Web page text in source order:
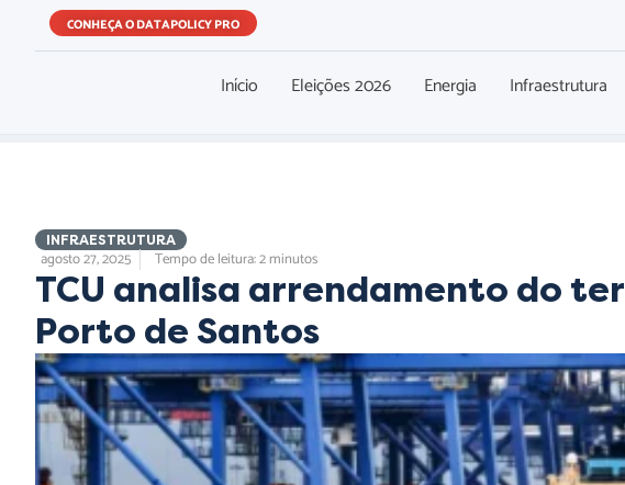
CONHEÇA O DATAPOLICY PRO
Início Eleições 2026 Energia Infraestrutura
INFRAESTRUTURA
agosto 27, 2025 Tempo de leitura: 2 minutos
TCU analisa arrendamento do
Porto de Santos